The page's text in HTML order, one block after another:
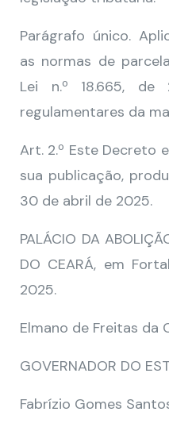
Parágrafo único.
as normas de
Lei n.º 18.665,
regulamentares da
Art. 2.º Este Decreto
sua publicação,
30 de abril de 2025.
PALÁCIO DA
DO CEARÁ, em
2025.
Elmano de Freitas da
GOVERNADOR DO
Fabrízio Gomes